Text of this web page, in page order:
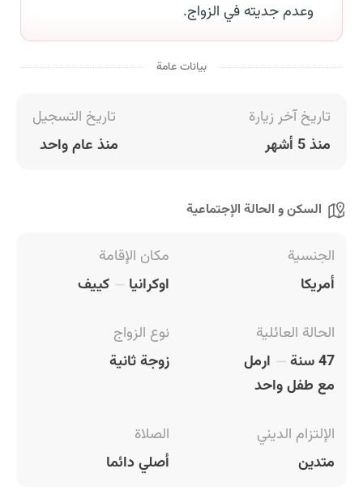
وعدم جديته في الزواج.
بيانات عامة
تاريخ آخر زيارة
منذ 5 أشهر
تاريخ التسجيل
منذ عام واحد
السكن و الحالة الإجتماعية
الجنسية
أمريكا
مكان الإقامة
اوكرانيا
كييف
الحالة العائلية
47 سنة
ارمل
مع طفل واحد
نوع الزواج
زوجة ثانية
الإلتزام الديني
متدين
الصلاة
أصلي دائما